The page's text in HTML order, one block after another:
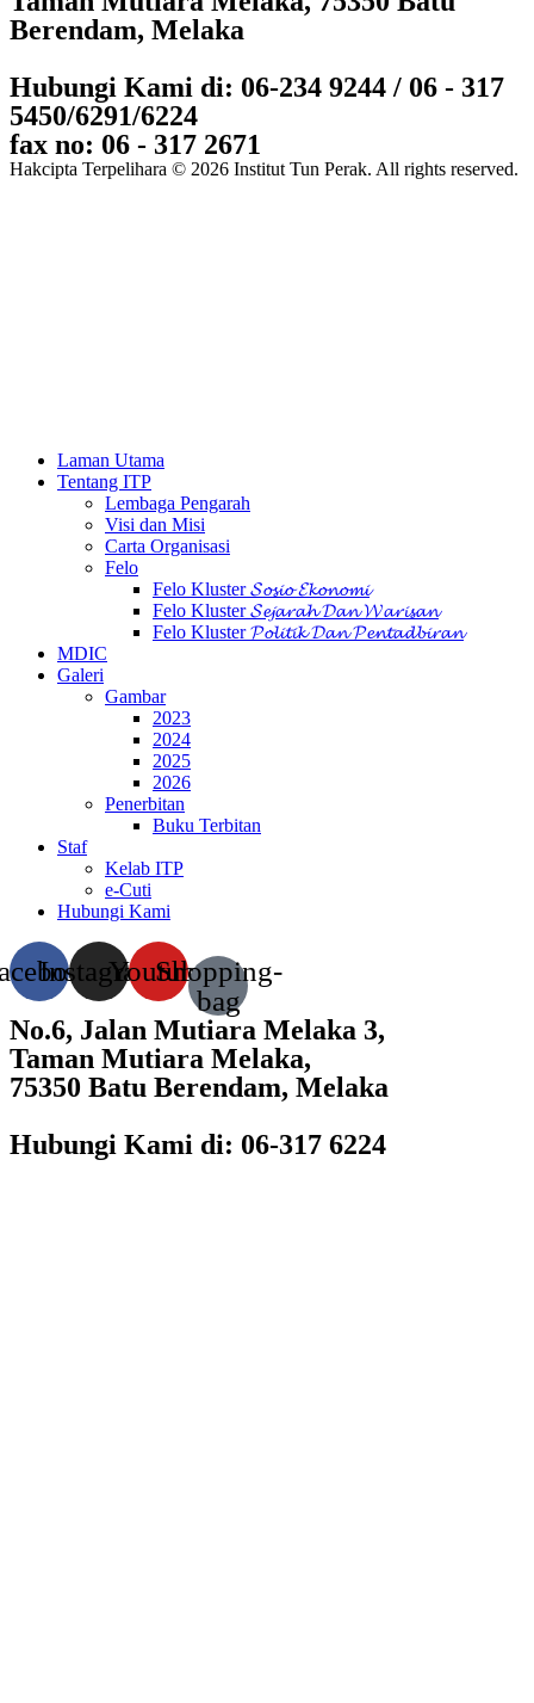
Berendam, Melaka
Hubungi Kami di: 06-234 9244 / 06 - 317
5450/6291/6224
fax no: 06 - 317 2671
Hakcipta Terpelihara © 2026 Institut Tun Perak. All rights reserved.
Laman Utama
Tentang ITP
Lembaga Pengarah
Visi dan Misi
Carta Organisasi
Felo
Felo Kluster 𝓢𝓸𝓼𝓲𝓸 𝓔𝓴𝓸𝓷𝓸𝓶𝓲
Felo Kluster 𝓢𝓮𝓳𝓪𝓻𝓪𝓱 𝓓𝓪𝓷 𝓦𝓪𝓻𝓲𝓼𝓪𝓷
Felo Kluster 𝓟𝓸𝓵𝓲𝓽𝓲𝓴 𝓓𝓪𝓷 𝓟𝓮𝓷𝓽𝓪𝓭𝓫𝓲𝓻𝓪𝓷
MDIC
Galeri
Gambar
2023
2024
2025
2026
Penerbitan
Buku Terbitan
Staf
Kelab ITP
e-Cuti
Hubungi Kami
InstagramYoutube
Shopping-
bag
No.6, Jalan Mutiara Melaka 3,
Taman Mutiara Melaka,
75350 Batu Berendam, Melaka
Hubungi Kami di: 06-317 6224